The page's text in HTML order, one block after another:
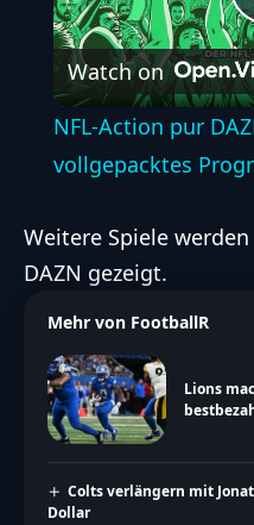
Watch on
NFL-Action pur
vollgepacktes
Weitere Spiele
DAZN gezeigt.
Mehr von FootballR
Lions
Colts verlängern mit
Dollar